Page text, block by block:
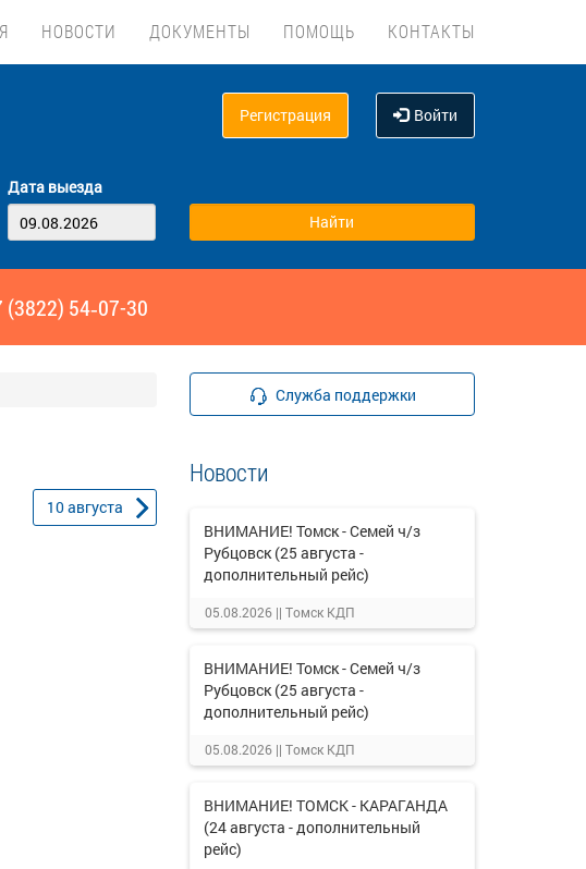
НОВОСТИ ДОКУМЕНТЫ ПОМОЩЬ КОНТАКТЫ
Регистрация Войти
Дата выезда
54‑07-30
10августа
Служба поддержки
Новости
ВНИМАНИЕ! Томск - Семей ч/з
Рубцовск (25 августа -
дополнительный рейс)
05.08.2026 || Томск КДП
ВНИМАНИЕ! Томск - Семей ч/з
Рубцовск (25 августа -
дополнительный рейс)
05.08.2026 || Томск КДП
ВНИМАНИЕ! ТОМСК - КАРАГАНДА
(24 августа - дополнительный
рейс)